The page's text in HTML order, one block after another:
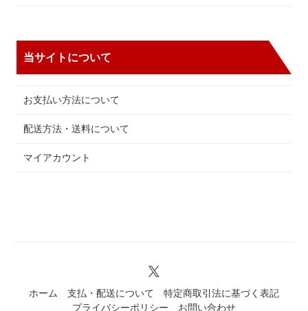
当サイトについて
お支払い方法について
配送方法・送料について
マイアカウント
ホーム 支払・配送について
特定商取引法に基づく表記
プライバシーポリシー
お問い合わせ